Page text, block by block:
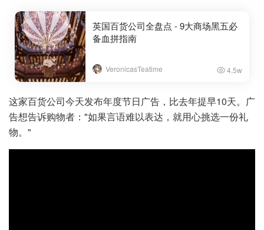
英国百货公司全盘点 - 9大商场黑五必
备血拼指南
VeronicasTeatime 4.5w
这家百货公司今天发布年度节日广告，比去年提早10天。广
告想告诉购物者："如果言语难以表达，就用心挑选一份礼
物。"